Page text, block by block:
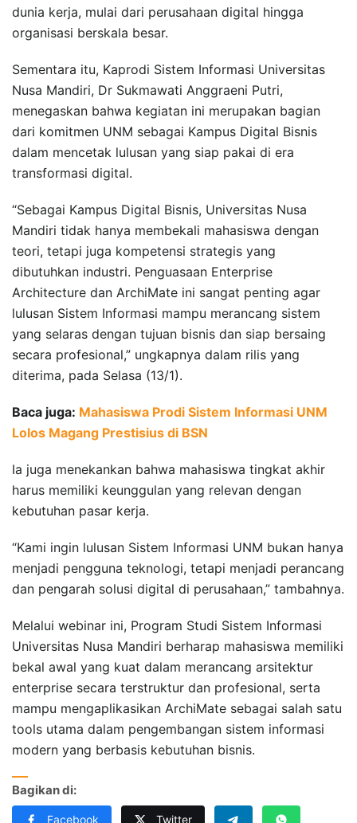
dunia kerja, mulai dari perusahaan digital hingga
organisasi berskala besar.
Sementara itu, Kaprodi Sistem Informasi Universitas
Nusa Mandiri, Dr Sukmawati Anggraeni Putri,
menegaskan bahwa kegiatan ini merupakan bagian
dari komitmen UNM sebagai Kampus Digital Bisnis
dalam mencetak lulusan yang siap pakai di era
transformasi digital.
“Sebagai Kampus Digital Bisnis, Universitas Nusa
Mandiri tidak hanya membekali mahasiswa dengan
teori, tetapi juga kompetensi strategis yang
dibutuhkan industri. Penguasaan Enterprise
Architecture dan ArchiMate ini sangat penting agar
lulusan Sistem Informasi mampu merancang sistem
yang selaras dengan tujuan bisnis dan siap bersaing
secara profesional,” ungkapnya dalam rilis yang
diterima, pada Selasa (13/1).
Baca juga: Mahasiswa Prodi Sistem Informasi UNM
Lolos Magang Prestisius di BSN
Ia juga menekankan bahwa mahasiswa tingkat akhir
harus memiliki keunggulan yang relevan dengan
kebutuhan pasar kerja.
“Kami ingin lulusan Sistem Informasi UNM bukan hanya
menjadi pengguna teknologi, tetapi menjadi perancang
dan pengarah solusi digital di perusahaan,” tambahnya.
Melalui webinar ini, Program Studi Sistem Informasi
Universitas Nusa Mandiri berharap mahasiswa memiliki
bekal awal yang kuat dalam merancang arsitektur
enterprise secara terstruktur dan profesional, serta
mampu mengaplikasikan ArchiMate sebagai salah satu
tools utama dalam pengembangan sistem informasi
modern yang berbasis kebutuhan bisnis.
Bagikan di:
Facebook Twitter